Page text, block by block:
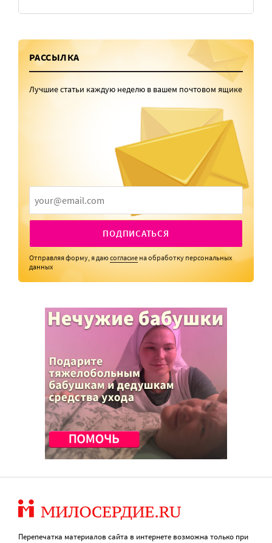
РАССЫЛКА
Лучшие статьи каждую неделю в вашем почтовом ящике
ПОДПИСАТЬСЯ
Отправляя форму, я даюсогласие на обработку персональных
данных
Перепечатка материалов сайта в интернете возможна только при